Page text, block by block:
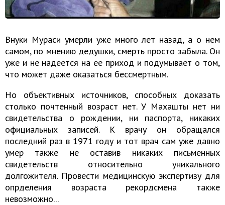
Внуки Мураси умерли уже много лет назад, а о нем
самом, по мнению дедушки, смерть просто забыла. Он
уже и не надеется на ее приход и подумывает о том,
что может даже оказаться бессмертным.
Но объективных источников, способных доказать
столько почтенный возраст нет. У Махашты нет ни
свидетельства о рождении, ни паспорта, никаких
официальных записей. К врачу он обращался
последний раз в 1971 году и тот врач сам уже давно
умер также не оставив никаких письменных
свидетельств относительно уникального
долгожителя. Провести медицинскую экспертизу для
опрделения возраста рекордсмена также
невозможно...